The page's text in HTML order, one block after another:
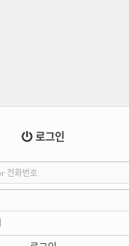
로그인